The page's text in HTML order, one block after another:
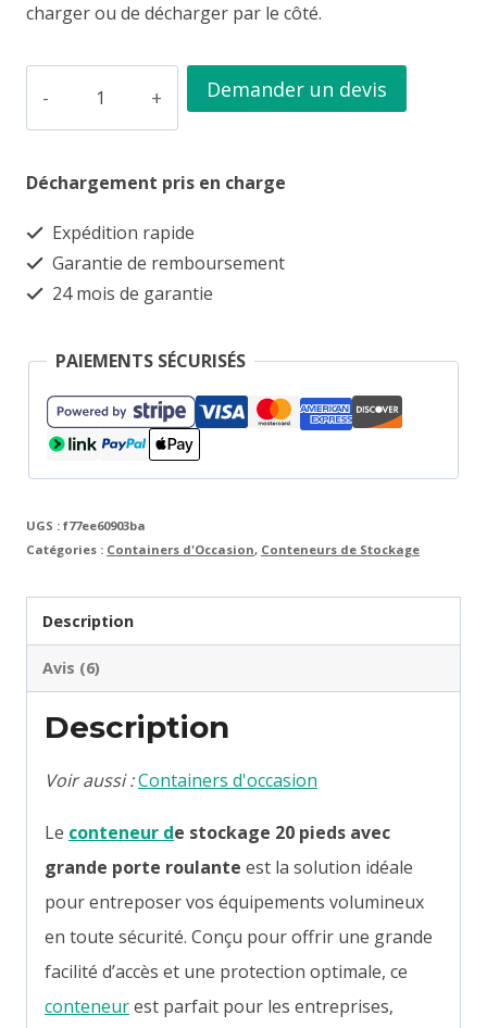
charger ou de décharger par le côté.
de
stockage
20
pieds
grande
porte
roulante
et
Demander un devis
Déchargement pris en charge
Expédition rapide
Garantie de remboursement
24 mois de garantie
PAIEMENTS SÉCURISÉS
UGS : f77ee60903ba
Catégories : Containers d'Occasion, Conteneurs de Stockage
Description
Avis (6)
Description
Voir aussi :Containers d'occasion
Le conteneur de stockage 20 pieds avec
grande porte roulante est la solution idéale
pour entreposer vos équipements volumineux
en toute sécurité. Conçu pour offrir une grande
facilité d’accès et une protection optimale, ce
conteneurest parfait pour les entreprises,